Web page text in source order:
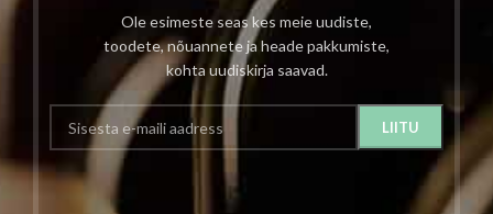
Ole esimeste seas kes meie uudiste,
toodete, nõuannete ja heade pakkumiste,
kohta uudiskirja saavad.